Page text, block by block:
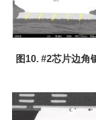
图10. #2芯片边角